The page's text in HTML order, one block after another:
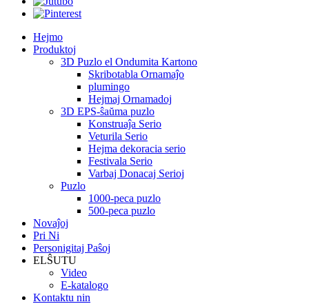
Hejmo
Produktoj
3D Puzlo el Ondumita Kartono
Skribotabla Ornamaĵo
plumingo
Hejmaj Ornamadoj
3D EPS-ŝaŭma puzlo
Konstruaĵa Serio
Veturila Serio
Hejma dekoracia serio
Festivala Serio
Varbaj Donacaj Serioj
Puzlo
1000-peca puzlo
500-peca puzlo
Novaĵoj
Pri Ni
Personigitaj Paŝoj
ELŜUTU
Video
E-katalogo
Kontaktu nin